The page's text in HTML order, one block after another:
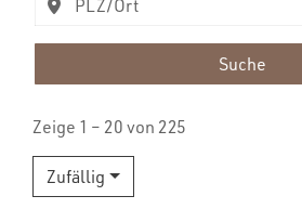
Suche
Zeige 1 – 20 von 225
Zufällig